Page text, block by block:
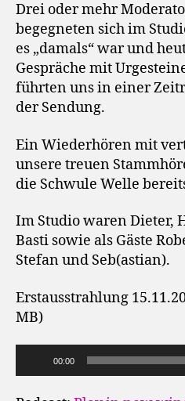
Drei oder mehr
begegneten sich im
es „damals“ war und
Gespräche mit
führten uns in einer
der Sendung.
Ein Wiederhören mit
unsere treuen
die Schwule Welle
Im Studio waren Dieter,
Basti sowie als Gäste
Stefan und Seb(astian).
Erstausstrahlung
MB)
u
d
00:00